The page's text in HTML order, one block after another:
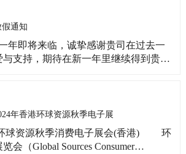
节期间物料准备工作，现将我司放假
1、元旦放假
假通知
年即将来临，诚挚感谢贵司在过去一
支持，期待在新一年里继续得到贵司
间物料准备工作，现将我司放假相关
旦放假时间：2025
年香港环球资源秋季电子展
资源秋季消费电子展会(香港) 环
会（Global Sources Consumer